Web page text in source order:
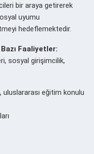
bir araya getirerek
uyumu
hedeflemektedir.
Faaliyetler:
sosyal girişimcilik,
eğitim konulu